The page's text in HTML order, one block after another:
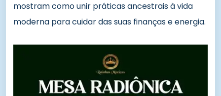
mostram como unir práticas ancestrais à vida
moderna para cuidar das suas finanças e energia.